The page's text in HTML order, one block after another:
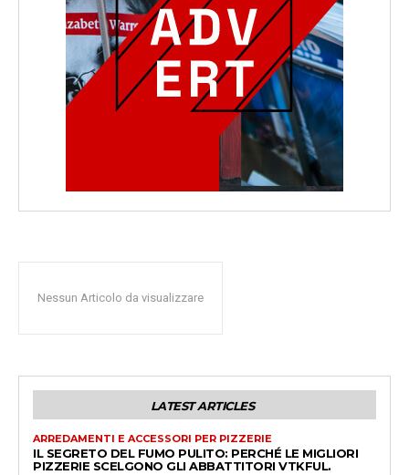
Nessun Articolo da visualizzare
LATEST ARTICLES
ARREDAMENTI E ACCESSORI PER PIZZERIE
IL SEGRETO DEL FUMO PULITO: PERCHÉ LE MIGLIORI
PIZZERIE SCELGONO GLI ABBATTITORI VTKFUL.